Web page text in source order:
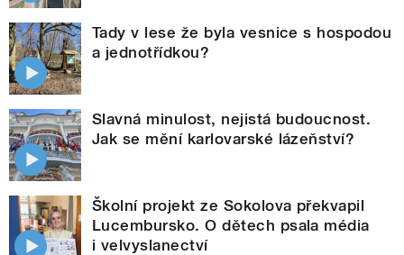
Tady v lese že byla vesnice s hospodou
a jednotřídkou?
Slavná minulost, nejistá budoucnost.
Jak se mění karlovarské lázeňství?
Školní projekt ze Sokolova překvapil
Lucembursko. O dětech psala média
i velvyslanectví